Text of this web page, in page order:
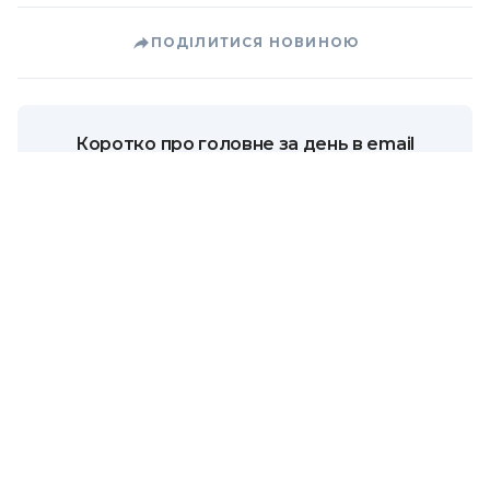
ПОДІЛИТИСЯ НОВИНОЮ
Коротко про головне за день в email